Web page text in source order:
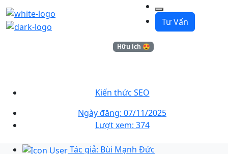
Tư Vấn
Hữu ích 😍
Kiến thức SEO
Ngày đăng: 07/11/2025
Lượt xem: 374
Tác giả: Bùi Mạnh Đức